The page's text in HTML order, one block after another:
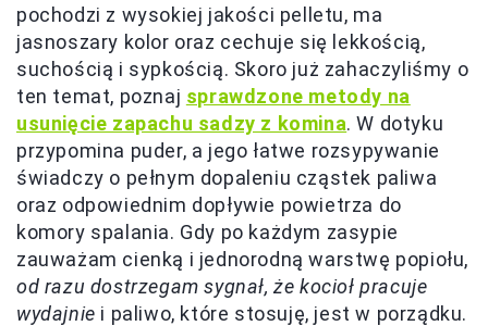
pochodzi z wysokiej jakości pelletu, ma
jasnoszary kolor oraz cechuje się lekkością,
suchością i sypkością. Skoro już zahaczyliśmy o
ten temat, poznaj sprawdzone metody na
usunięcie zapachu sadzy z komina. W dotyku
przypomina puder, a jego łatwe rozsypywanie
świadczy o pełnym dopaleniu cząstek paliwa
oraz odpowiednim dopływie powietrza do
komory spalania. Gdy po każdym zasypie
zauważam cienką i jednorodną warstwę popiołu,
od razu dostrzegam sygnał, że kocioł pracuje
wydajnie i paliwo, które stosuję, jest w porządku.